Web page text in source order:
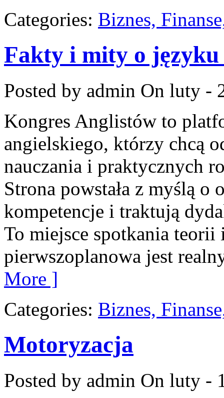
Categories: Biznes,
Fakty i mity o języku
Posted by admin On luty -
Kongres Anglistów to
angielskiego, którzy chcą
nauczania i praktycznych
Strona powstała z myślą o
kompetencje i traktują
To miejsce spotkania
pierwszoplanowa jest
More ]
Categories: Biznes,
Motoryzacja
Posted by admin On luty -